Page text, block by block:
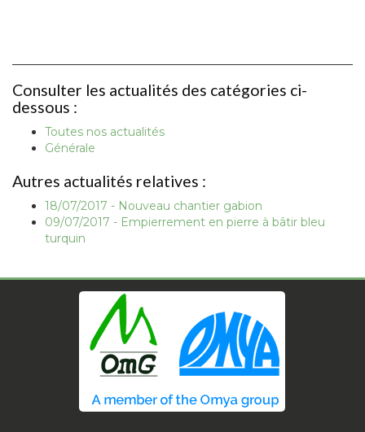
Consulter les actualités des catégories ci-
dessous :
Toutes nos actualités
Générale
Autres actualités relatives :
18/07/2017 - Nouveau chantier gabion
09/07/2017 - Empierrement en pierre à bâtir bleu
turquin